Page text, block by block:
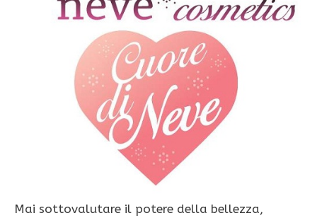
Mai sottovalutare il potere della bellezza,